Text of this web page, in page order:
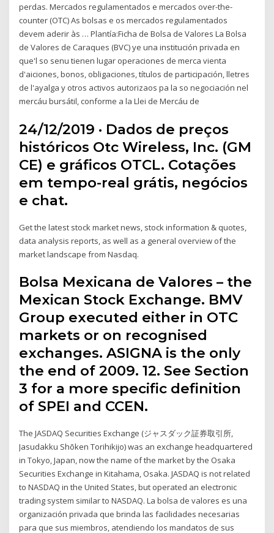
perdas. Mercados regulamentados e mercados over-the-
counter (OTC) As bolsas e os mercados regulamentados
devem aderir às … Plantía:Ficha de Bolsa de Valores La Bolsa
de Valores de Caraques (BVC) ye una institución privada en
que'l so senu tienen lugar operaciones de merca vienta
d'aiciones, bonos, obligaciones, títulos de participación, lletres
de l'ayalga y otros activos autorizaos pa la so negociación nel
mercáu bursátil, conforme a la Llei de Mercáu de
24/12/2019 · Dados de preços
históricos Otc Wireless, Inc. (GM
CE) e gráficos OTCL. Cotações
em tempo-real grátis, negócios
e chat.
Get the latest stock market news, stock information & quotes,
data analysis reports, as well as a general overview of the
market landscape from Nasdaq.
Bolsa Mexicana de Valores – the
Mexican Stock Exchange. BMV
Group executed either in OTC
markets or on recognised
exchanges. ASIGNA is the only
the end of 2009. 12. See Section
3 for a more specific definition
of SPEI and CCEN.
The JASDAQ Securities Exchange (ジャスダック証券取引所,
Jasudakku Shōken Torihikijo) was an exchange headquartered
in Tokyo, Japan, now the name of the market by the Osaka
Securities Exchange in Kitahama, Osaka. JASDAQ is not related
to NASDAQ in the United States, but operated an electronic
trading system similar to NASDAQ. La bolsa de valores es una
organización privada que brinda las facilidades necesarias
para que sus miembros, atendiendo los mandatos de sus